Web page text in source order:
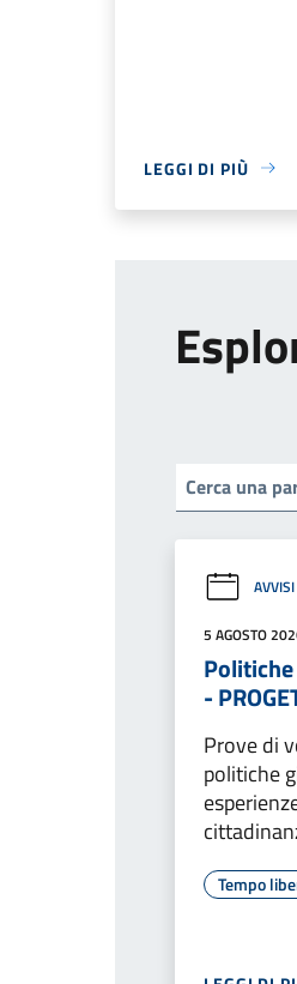
LEGGI DI PIÙ
AVVISI
5 AGOSTO
-
Prove di
politiche
Tempo